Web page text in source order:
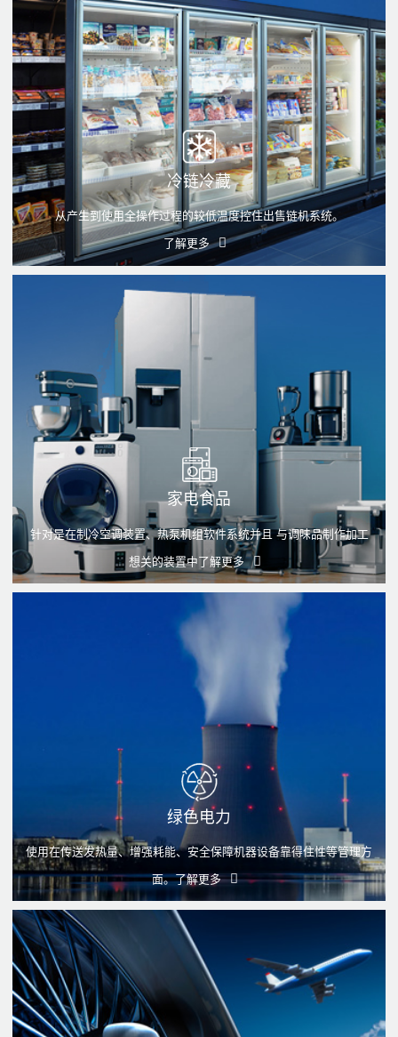
冷链冷藏
从产生到使用全操作过程的较低温度控住出售链机系统。
了解更多
家电食品
针对是在制冷空调装置、热泵机组软件系统并且 与调味品制作加工
想关的装置中了解更多
绿色电力
使用在传送发热量、增强耗能、安全保障机器设备靠得住性等管理方
面。了解更多